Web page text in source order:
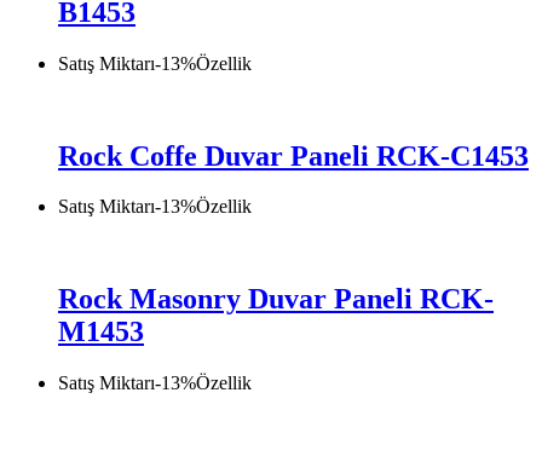
B1453
Satış Miktarı-13%Özellik
Rock Coffe Duvar Paneli RCK-C1453
Satış Miktarı-13%Özellik
Rock Masonry Duvar Paneli RCK-
M1453
Satış Miktarı-13%Özellik